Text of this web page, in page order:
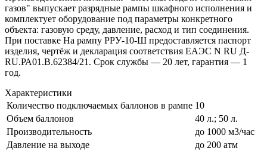
газов" выпускает разрядные рампы шкафного исполнения и
комплектует оборудование под параметры конкретного
объекта: газовую среду, давление, расход и тип соединения.
При поставке На рампу РРУ-10-Ш предоставляется паспорт
изделия, чертёж и декларация соответствия ЕАЭС N RU Д-
RU.РА01.В.62384/21. Срок службы — 20 лет, гарантия — 1
год.
Характеристики
Количество подключаемых баллонов в рампе 10
Объем баллонов
40 л.; 50 л.
Производительность
до 1000 м3/час
Давление на выходе
до 200 атм